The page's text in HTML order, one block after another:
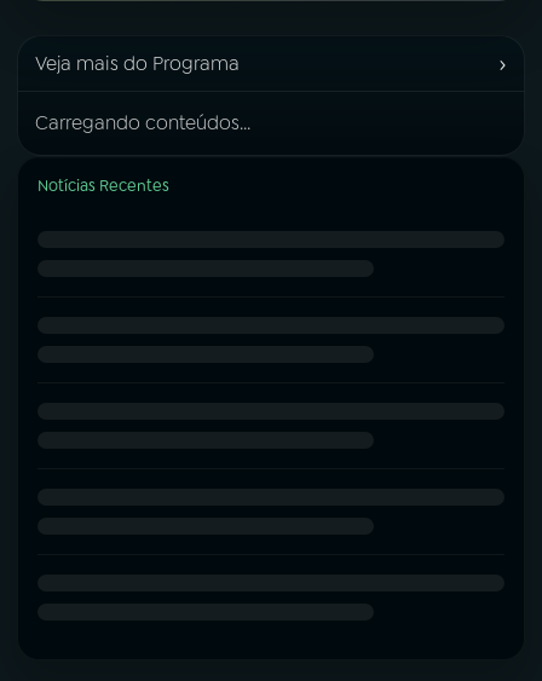
Veja mais do Programa ›
Carregando conteúdos...
Notícias Recentes